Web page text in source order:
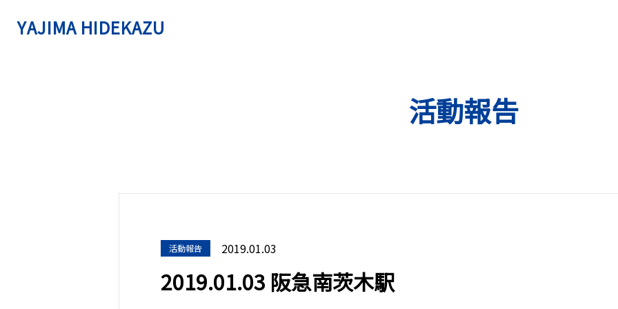
YAJIMA HIDEKAZU
活動報告
活動報告 2019.01.03
2019.01.03 阪急南茨木駅